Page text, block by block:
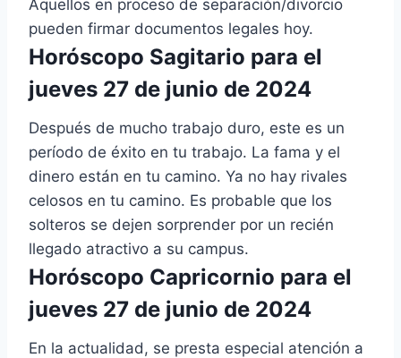
Aquellos en proceso de separación/divorcio
pueden firmar documentos legales hoy.
Horóscopo Sagitario para el
jueves 27 de junio de 2024
Después de mucho trabajo duro, este es un
período de éxito en tu trabajo. La fama y el
dinero están en tu camino. Ya no hay rivales
celosos en tu camino. Es probable que los
solteros se dejen sorprender por un recién
llegado atractivo a su campus.
Horóscopo Capricornio para el
jueves 27 de junio de 2024
En la actualidad, se presta especial atención a